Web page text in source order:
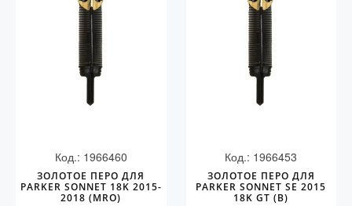
Код.: 1966460
ЗОЛОТОЕ ПЕРО ДЛЯ
PARKER SONNET 18K 2015-
2018 (MRO)
Код.: 1966453
ЗОЛОТОЕ ПЕРО ДЛЯ
PARKER SONNET SE 2015
18K GT (B)